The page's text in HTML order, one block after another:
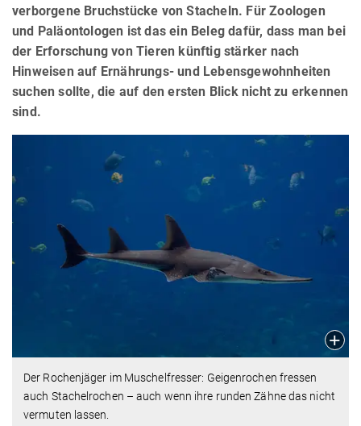
verborgene Bruchstücke von Stacheln. Für Zoologen
und Paläontologen ist das ein Beleg dafür, dass man bei
der Erforschung von Tieren künftig stärker nach
Hinweisen auf Ernährungs- und Lebensgewohnheiten
suchen sollte, die auf den ersten Blick nicht zu erkennen
sind.
Der Rochenjäger im Muschelfresser: Geigenrochen fressen
auch Stachelrochen – auch wenn ihre runden Zähne das nicht
vermuten lassen.